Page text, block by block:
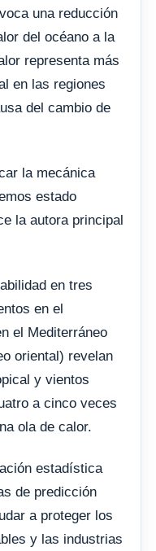
una reducción
del océano a la
representa más
en las regiones
del cambio de
la mecánica
estado
la autora principal
en tres
en el
el Mediterráneo
oriental) revelan
y vientos
a cinco veces
ola de calor.
estadística
de predicción
a proteger los
y las industrias